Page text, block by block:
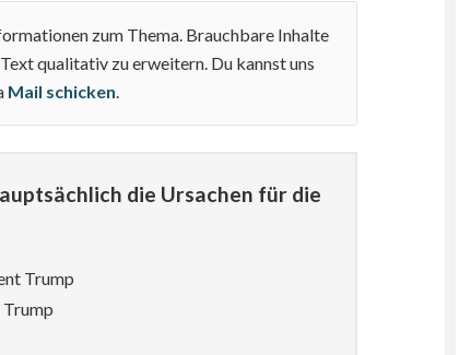
zum Thema. Brauchbare Inhalte
qualitativ zu erweitern. Du kannst uns
Mail schicken
die Ursachen für die
Trump